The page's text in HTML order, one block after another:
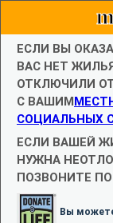
ЕСЛИ ВЫ
ВАС НЕТ
ОТКЛЮЧИЛИ
С ВАШИМ
СОЦИАЛЬНЫХ
ЕСЛИ ВАШЕЙ
НУЖНА
ПОЗВОНИТЕ
Вы